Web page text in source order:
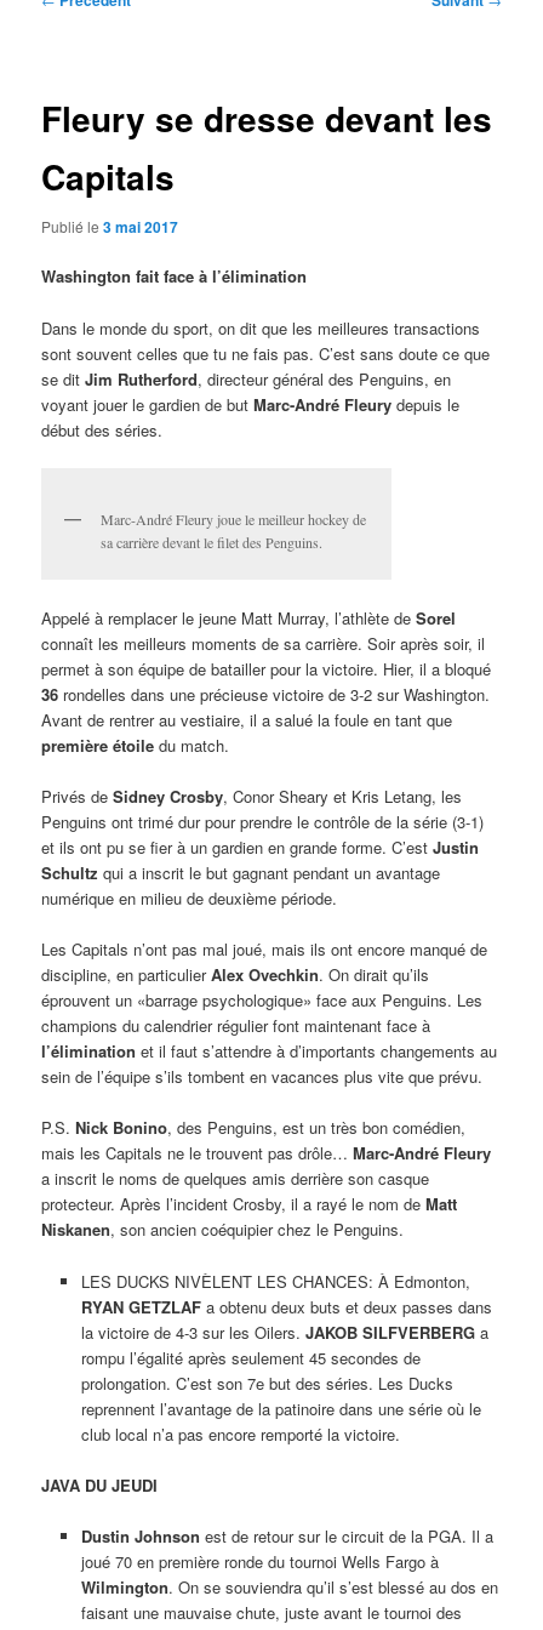
Fleury se dresse devant les
Capitals
Publié le3 mai 2017
Washington fait face à l’élimination
Dans le monde du sport, on dit que les meilleures transactions
sont souvent celles que tu ne fais pas. C’est sans doute ce que
se ditJim Rutherford, directeur général des Penguins, en
voyant jouer le gardien de butMarc-André Fleurydepuis le
début des séries.
Marc-André Fleury joue le meilleur hockey de
sa carrière devant le filet des Penguins.
Appelé à remplacer le jeune Matt Murray, l’athlète deSorel
connaît les meilleurs moments de sa carrière. Soir après soir, il
permet à son équipe de batailler pour la victoire. Hier, il a bloqué
36 rondelles dans une précieuse victoire de 3-2 sur Washington.
Avant de rentrer au vestiaire, il a salué la foule en tant que
première étoiledu match.
Privés deSidney Crosby, Conor Sheary et Kris Letang, les
Penguins ont trimé dur pour prendre le contrôle de la série (3-1)
et ils ont pu se fier à un gardien en grande forme. C’estJustin
Schultzqui a inscrit le but gagnant pendant un avantage
numérique en milieu de deuxième période.
Les Capitals n’ont pas mal joué, mais ils ont encore manqué de
discipline, en particulierAlex Ovechkin. On dirait qu’ils
éprouvent un «barrage psychologique» face aux Penguins. Les
champions du calendrier régulier font maintenant face à
l’élimination et il faut s’attendre à d’importants changements au
sein de l’équipe s’ils tombent en vacances plus vite que prévu.
P.S.Nick Bonino, des Penguins, est un très bon comédien,
mais les Capitals ne le trouvent pas drôle…Marc-André Fleury
a inscrit le noms de quelques amis derrière son casque
protecteur. Après l’incident Crosby, il a rayé le nom deMatt
Niskanen, son ancien coéquipier chez le Penguins.
LES DUCKS NIVÈLENT LES CHANCES: À Edmonton,
RYAN GETZLAFa obtenu deux buts et deux passes dans
la victoire de 4-3 sur les Oilers. JAKOB SILFVERBERGa
rompu l’égalité après seulement 45 secondes de
prolongation. C’est son 7e but des séries. Les Ducks
reprennent l’avantage de la patinoire dans une série où le
club local n’a pas encore remporté la victoire.
JAVA DU JEUDI
Dustin Johnson est de retour sur le circuit de la PGA. Il a
joué 70 en première ronde du tournoi Wells Fargo à
Wilmington. On se souviendra qu’il s’est blessé au dos en
faisant une mauvaise chute, juste avant le tournoi des